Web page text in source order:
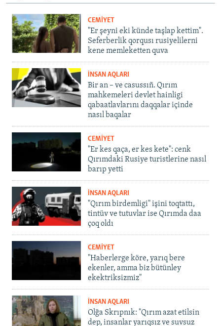
CEMİYET
"Er şeyni eki künde taşlap kettim".
Seferberlik qorqusı rusiyelilerni
kene memleketten quva
İNSAN AQLARI
Bir an – ve casussıñ. Qırım
mahkemeleri devlet hainligi
qabaatlavlarını daqqalar içinde
nasıl baqalar
CEMİYET
"Er kes qaça, er kes kete": cenk
Qırımdaki Rusiye turistlerine nasıl
barıp yetti
İNSAN AQLARI
"Qırım birdemligi" işini toqtattı,
tintüv ve tutuvlar ise Qırımda daa
çoq oldı
CEMİYET
"Haberlerge köre, yarıq bere
ekenler, amma biz bütünley
ekektriksizmiz"
İNSAN AQLARI
Olğa Skrıpnık: "Qırım azat etilsin
dep, insanlar yarıqsız ve suvsuz